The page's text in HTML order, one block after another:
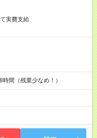
実費支給
間（残業少なめ！）